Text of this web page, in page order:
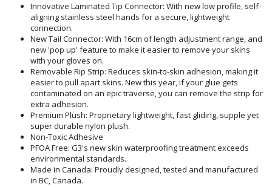
Innovative Laminated Tip Connector: With new low profile, self-
aligning stainless steel hands for a secure, lightweight
connection.
New Tail Connector: With 16cm of length adjustment range, and
new 'pop up' feature to make it easier to remove your skins
with your gloves on.
Removable Rip Strip: Reduces skin-to-skin adhesion, making it
easier to pull apart skins. New this year, if your glue gets
contaminated on an epic traverse, you can remove the strip for
extra adhesion.
Premium Plush: Proprietary lightweight, fast gliding, supple yet
super durable nylon plush.
Non-Toxic Adhesive
PFOA Free: G3's new skin waterproofing treatment exceeds
environmental standards.
Made in Canada: Proudly designed, tested and manufactured
in BC, Canada.